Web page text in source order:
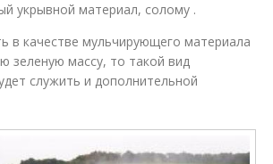
укрывной материал, солому .
в качестве мульчирующего материала
зеленую массу, то такой вид
служить и дополнительной